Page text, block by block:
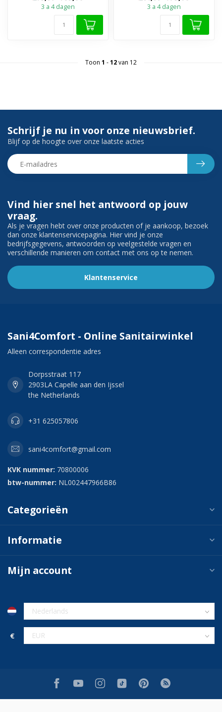
3 a 4 dagen 3 a 4 dagen
Toon 1 -12van 12
Vind hier snel het antwoord op jouw
vraag.
Als je vragen hebt over onze producten of je aankoop, bezoek
dan onze klantenservicepagina. Hier vind je onze
bedrijfsgegevens, antwoorden op veelgestelde vragen en
verschillende manieren om contact met ons op te nemen.
Klantenservice
Schrijf je nu in voor onze nieuwsbrief.
Blijf op de hoogte over onze laatste acties
Sani4Comfort - Online Sanitairwinkel
Alleen correspondentie adres
Dorpsstraat 117
2903LA Capelle aan den Ijssel
the Netherlands
+31 625057806
sani4comfort@gmail.com
KVK nummer: 70800006
btw-nummer: NL002447966B86
Categorieën
Informatie
Mijn account
€